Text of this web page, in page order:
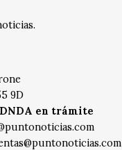
9D
DNDA en trámite